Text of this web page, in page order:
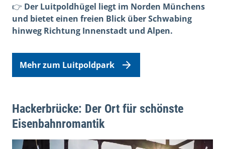
👉 Der Luitpoldhügel liegt im Norden Münchens
und bietet einen freien Blick über Schwabing
hinweg Richtung Innenstadt und Alpen.
Mehr zum Luitpoldpark
Hackerbrücke: Der Ort für schönste
Eisenbahnromantik